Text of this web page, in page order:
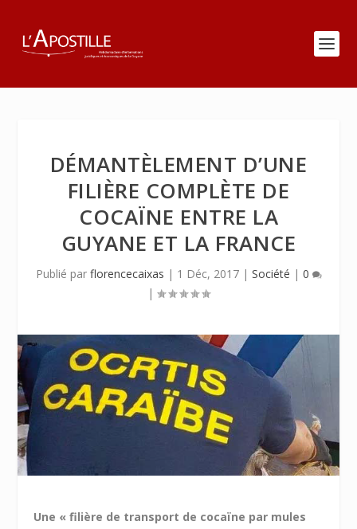
DÉMANTÈLEMENT D’UNE
FILIÈRE COMPLÈTE DE
COCAÏNE ENTRE LA
GUYANE ET LA FRANCE
Publié par florencecaixas | 1 Déc, 2017| Société | 0
|
Une « filière de transport de cocaïne par mules